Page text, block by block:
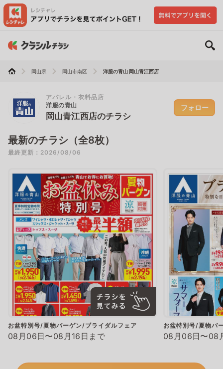
岡山県 岡山市南区 洋服の青山 岡山青江西店
アパレル・衣料品店
洋服の青山
岡山青江西店のチラシ
フォロー
最新のチラシ（全8枚）
最終更新：2026/08/06
お盆特別号/夏物バーゲン/ブライダルフェア
08月06日〜08月16日まで
お盆特別号/夏物バ
08月06日〜08